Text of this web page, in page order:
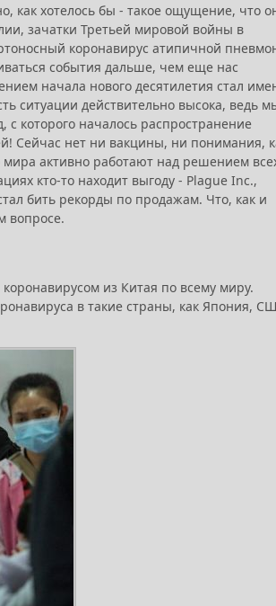
как хотелось бы - такое ощущение, что
зачатки Третьей мировой войны в
коронавирус атипичной
события дальше, чем еще нас
начала нового десятилетия стал
ситуации действительно высока, ведь
которого началось распространение
Сейчас нет ни вакцины, ни понимания,
мира активно работают над решением
кто-то находит выгоду - Plague Inc.,
бить рекорды по продажам. Что, как и
вопросе.
из Китая по всему миру.
в такие страны, как Япония,